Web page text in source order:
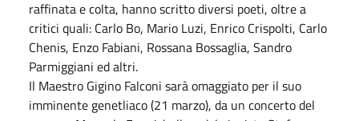
raffinata e colta, hanno scritto diversi poeti, oltre a
critici quali: Carlo Bo, Mario Luzi, Enrico Crispolti, Carlo
Chenis, Enzo Fabiani, Rossana Bossaglia, Sandro
Parmiggiani ed altri.
Il Maestro Gigino Falconi sarà omaggiato per il suo
imminente genetliaco (21 marzo), da un concerto del